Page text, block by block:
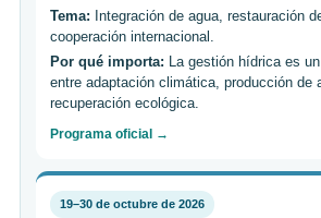
Tema: Integración de agua, restauración
cooperación internacional.
Por qué importa: La gestión hídrica es
entre adaptación climática, producción de
recuperación ecológica.
Programa oficial →
19–30 de octubre de 2026